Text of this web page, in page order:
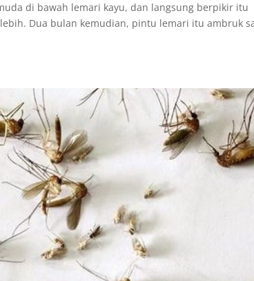
di bawah lemari kayu, dan langsung berpikir itu
Dua bulan kemudian, pintu lemari itu ambruk